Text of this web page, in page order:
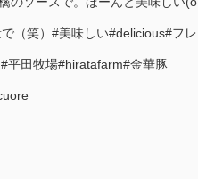
（笑）#美味しい#delicious#フレ
平田牧場#hiratafarm#金華豚